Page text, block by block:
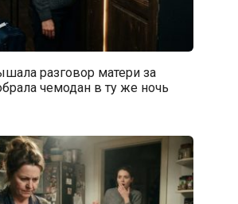
разговор матери за
чемодан в ту же ночь